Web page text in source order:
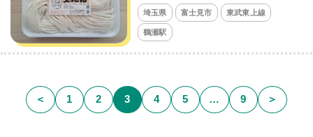
埼玉県 富士見市 東武東上線
鶴瀬駅
＜ 1 2 3 4 5 … 9 ＞